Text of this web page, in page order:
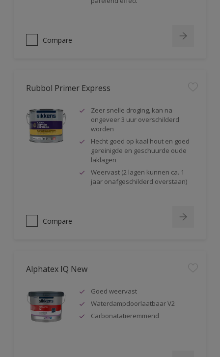
Compare
Rubbol Primer Express
Zeer snelle droging, kan na
ongeveer 3 uur overschilderd
worden
Hecht goed op kaal hout en goed
gereinigde en geschuurde oude
laklagen
Weervast (2 lagen kunnen ca. 1
jaar onafgeschilderd overstaan)
Compare
Alphatex IQ New
Goed weervast
Waterdampdoorlaatbaar V2
Carbonatatieremmend